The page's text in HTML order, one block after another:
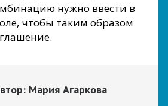
нужно ввести в
чтобы таким образом
Мария Агаркова